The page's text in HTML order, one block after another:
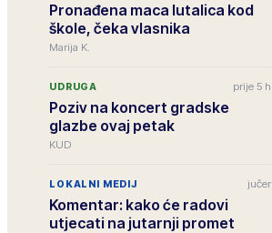
Pronađena maca lutalica kod
škole, čeka vlasnika
Marija K.
UDRUGA prije 5 h
Poziv na koncert gradske
glazbe ovaj petak
KUD
LOKALNI MEDIJ jučer
Komentar: kako će radovi
utjecati na jutarnji promet